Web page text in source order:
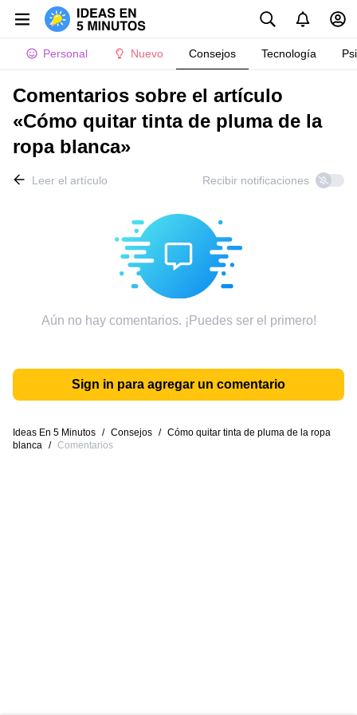
Personal Nuevo Consejos Tecnología
Comentarios sobre el artículo
«Cómo quitar tinta de pluma de la
ropa blanca»
Leer el artículo Recibir notificaciones
Aún no hay comentarios. ¡Puedes ser el primero!
Sign in para agregar un comentario
Ideas En 5 Minutos / Consejos / Cómo quitar tinta de pluma de la ropa
blanca / Comentarios